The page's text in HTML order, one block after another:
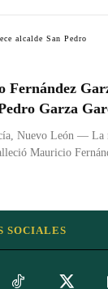
Fernández
Garza
Nuevo León — La
Mauricio
alcalde San Pedro
SOCIALES